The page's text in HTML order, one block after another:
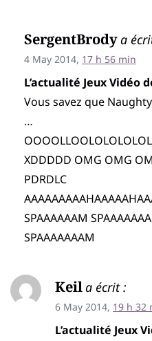
SergentBrodya
4 May 2014, 17 h 56 min
L’actualité Jeux Vidéo
Vous savez que
…
XDDDDD OMG OMG
PDRDLC
SPAAAAAAM
SPAAAAAAAM
Keila écrit :
6 May 2014, 19 h 32
L’actualité Jeux